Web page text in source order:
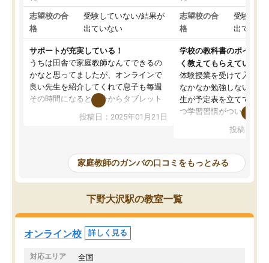
志望校の合
格
受験していない/結果が
出ていない
サポートが充実している！
うちは田舎で家庭教師なんてできるの
かなと思ってましたが、オンラインで
良い先生を紹介してくれて息子も毎週
その時間になると自分からタブレット
を開いてzoomを繋げるようになりまし
た！5科目なんでもOKなのもとても気
めて1年ほどだった今では平均点以上の
科目が増えてきました！あと1年受験ま
であるので無料の週末教室を使用しな
がら頑張って欲しいと思います！
投稿日：2025年01月21日
志望校の合
格
受験して
出ていな
学校の教科書のポイント
く教えてもらえている
体験授業を受けて入塾し
なかなか勉強しない息子
生が予定表を立ててくれ
つ学習習慣がついてきま
指導が無い日も予定表
問できるのでとても助か
投稿日：
家庭教師のガンバの口コミをもっとみる
下野大沢駅の教室一覧
オンライン校 詳しく見る
対応エリア 全国